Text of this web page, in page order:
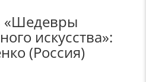
«Шедевры
искусства»:
(Россия)